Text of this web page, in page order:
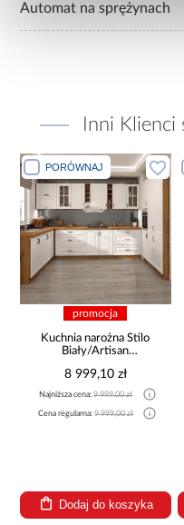
Automat na sprężynach
Inni
PORÓWNAJ
promocja
Kuchnia narożna Stilo
Biały/Artisan
8 999,10 zł
Najniższa cena:9 999,00 zł
Cena regularna:9 999,00 zł
Dodaj do koszyka